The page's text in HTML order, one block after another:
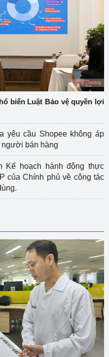
biến Luật Bảo vệ quyền lợi
yêu cầu Shopee không áp
bán hàng
Kế hoạch hành động thực
của Chính phủ về công tác